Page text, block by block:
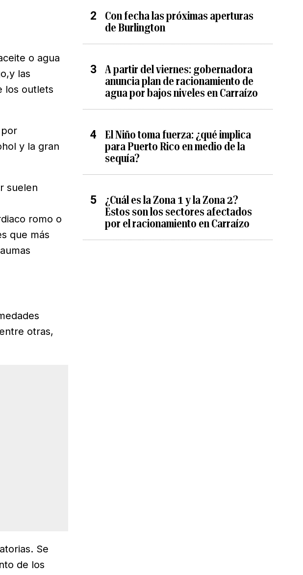
o agua
las
los outlets
y la gran
suelen
romo o
que más
otras,
Se
de los
Con fecha las próximas aperturas
de Burlington
A partir del viernes: gobernadora
anuncia plan de racionamiento de
agua por bajos niveles en Carraízo
El Niño toma fuerza: ¿qué implica
para Puerto Rico en medio de la
sequía?
¿Cuál es la Zona 1 y la Zona 2?
Estos son los sectores afectados
por el racionamiento en Carraízo